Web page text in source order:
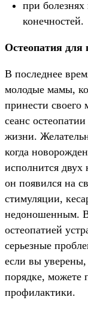
при
конечностей.
Остеопатия для
В последнее
молодые мамы,
принести
сеанс
жизни.
когда
исполнится двух
он появился на
стимуляции,
недоношенным. В
остеопатией
серьезные
если вы уверены,
порядке, можете
профилактики.